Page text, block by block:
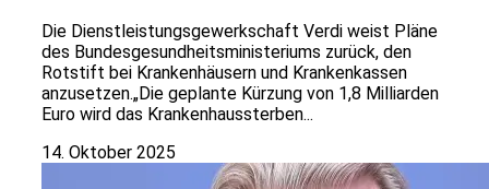
Die Dienstleistungsgewerkschaft Verdi weist Pläne
des Bundesgesundheitsministeriums zurück, den
Rotstift bei Krankenhäusern und Krankenkassen
anzusetzen.„Die geplante Kürzung von 1,8 Milliarden
Euro wird das Krankenhaussterben...
14. Oktober 2025